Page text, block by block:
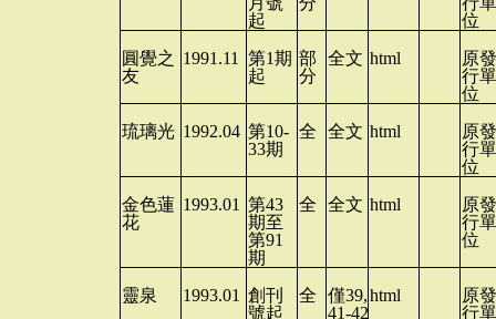
起
位
圓覺之
友
1991.11 第1期
起
部
分
全文 html
原
行
位
琉璃光 1992.04 第10-
33期
全 全文 html
原
行
位
金色蓮
花
1993.01 第43
期至
第91
期
全 全文 html
原
行
位
靈泉 1993.01 創刊
號起
全 僅39,
41-42
html
原
行